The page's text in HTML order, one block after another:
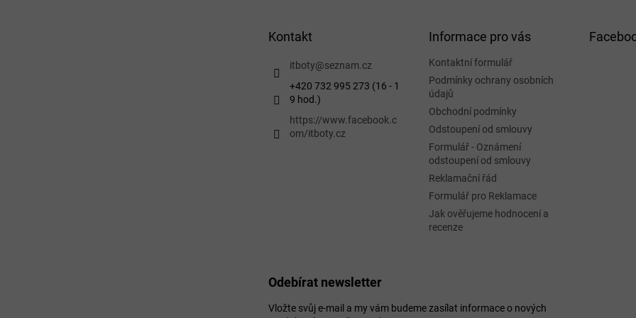
Kontakt
itboty@seznam.cz
+420 732 995 273 (16 - 1
9 hod.)
https://www.facebook.c
om/itboty.cz
Informace pro vás
Kontaktní formulář
Podmínky ochrany osobních
údajů
Obchodní podmínky
Odstoupení od smlouvy
Formulář - Oznámení
odstoupení od smlouvy
Reklamační řád
Formulář pro Reklamace
Jak ověřujeme hodnocení a
recenze
Odebírat newsletter
Vložte svůj e-mail a my vám budeme zasílat informace o nových